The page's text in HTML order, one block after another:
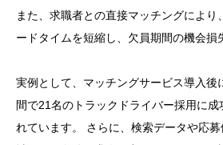
また、求職者との直接マッチングにより
ードタイムを短縮し、欠員期間の機会損
実例として、マッチングサービス導入後
間で21名のトラックドライバー採用に成
れています。 さらに、検索データや応